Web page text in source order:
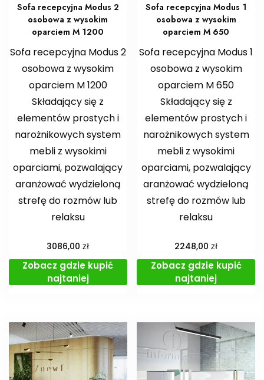
Sofa recepcyjna Modus 2
osobowa z wysokim
oparciem M 1200
Sofa recepcyjna Modus 2
osobowa z wysokim
oparciem M 1200
Składający się z
elementów prostych i
narożnikowych system
mebli z wysokimi
oparciami, pozwalający
aranżować wydzieloną
strefę do rozmów lub
relaksu
3086,00zł
Zobacz gdzie kupić
najtaniej
Sofa recepcyjna Modus 1
osobowa z wysokim
oparciem M 650
Sofa recepcyjna Modus 1
osobowa z wysokim
oparciem M 650
Składający się z
elementów prostych i
narożnikowych system
mebli z wysokimi
oparciami, pozwalający
aranżować wydzieloną
strefę do rozmów lub
relaksu
2248,00zł
Zobacz gdzie kupić
najtaniej